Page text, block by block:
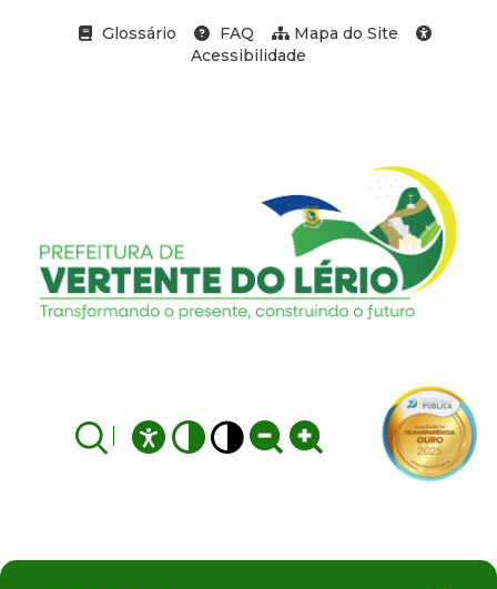
Glossário FAQ
Mapa do Site
Acessibilidade